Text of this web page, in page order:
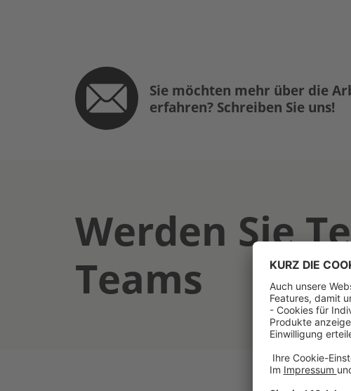
Sie möchten mehr über die
erfahren? Schreiben Sie uns!
Werden Sie
Teams